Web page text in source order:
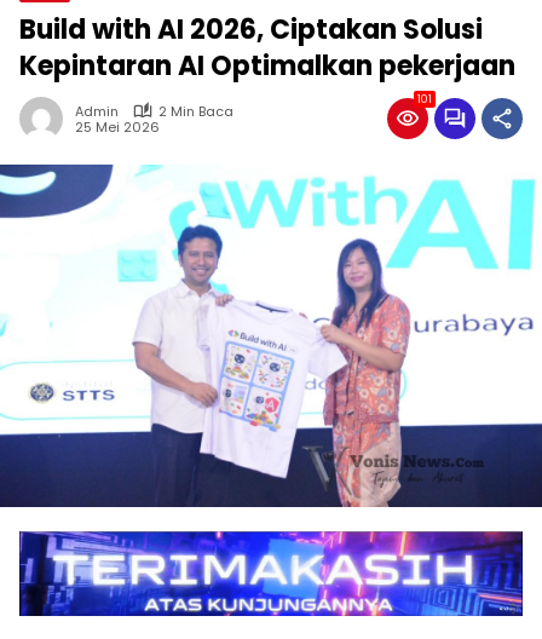
Build with AI 2026, Ciptakan Solusi
Kepintaran AI Optimalkan pekerjaan
Admin
2 Min Baca
25 Mei 2026
101